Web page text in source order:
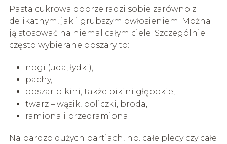
Pasta cukrowa dobrze radzi sobie zarówno z
delikatnym, jak i grubszym owłosieniem. Można
ją stosować na niemal całym ciele. Szczególnie
często wybierane obszary to:
nogi (uda, łydki),
pachy,
obszar bikini, także bikini głębokie,
twarz – wąsik, policzki, broda,
ramiona i przedramiona.
Na bardzo dużych partiach, np. całe plecy czy całe